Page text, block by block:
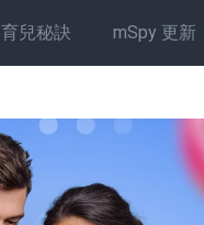
育兒秘訣 mSpy 更新